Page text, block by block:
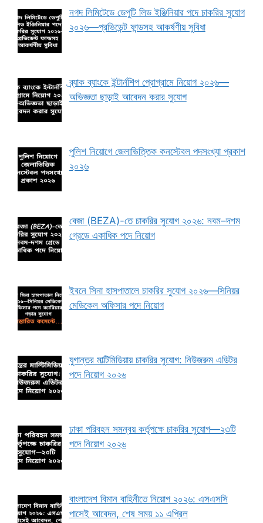
নগদ লিমিটেডে ডেপুটি লিড ইঞ্জিনিয়ার পদে চাকরির সুযোগ
২০২৬—প্রভিডেন্ট ফান্ডসহ আকর্ষণীয় সুবিধা
ব্র্যাক ব্যাংকে ইন্টার্নশিপ প্রোগ্রামে নিয়োগ ২০২৬—
অভিজ্ঞতা ছাড়াই আবেদন করার সুযোগ
পুলিশ নিয়োগে জেলাভিত্তিক কনস্টেবল পদসংখ্যা প্রকাশ
২০২৬
বেজা (BEZA)-তে চাকরির সুযোগ ২০২৬: নবম–দশম
গ্রেডে একাধিক পদে নিয়োগ
ইবনে সিনা হাসপাতালে চাকরির সুযোগ ২০২৬—সিনিয়র
মেডিকেল অফিসার পদে নিয়োগ
যুগান্তর মাল্টিমিডিয়ায় চাকরির সুযোগ: নিউজরুম এডিটর
পদে নিয়োগ ২০২৬
ঢাকা পরিবহন সমন্বয় কর্তৃপক্ষে চাকরির সুযোগ—২৩টি
পদে নিয়োগ ২০২৬
বাংলাদেশ বিমান বাহিনীতে নিয়োগ ২০২৬: এসএসসি
পাসেই আবেদন, শেষ সময় ১১ এপ্রিল